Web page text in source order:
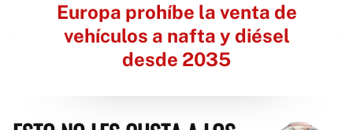
Europa prohíbe la venta de
vehículos a nafta y diésel
desde 2035